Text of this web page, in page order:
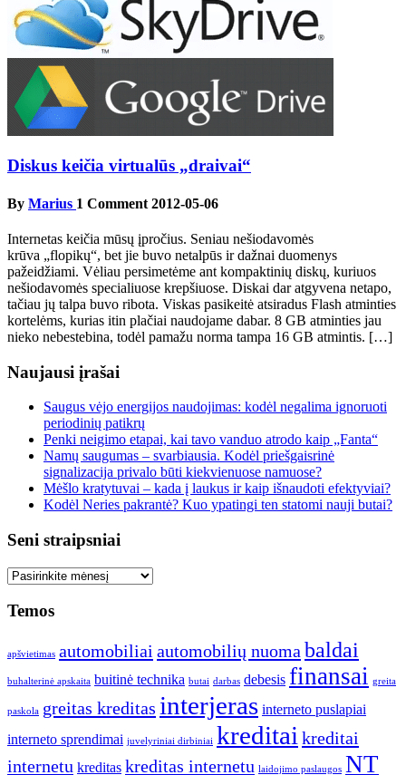
Diskus keičia virtualūs „draivai“
By Marius 1 Comment 2012-05-06
Internetas keičia mūsų įpročius. Seniau nešiodavomės
krūva „flopikų“, bet jie buvo netalpūs ir dažnai duomenys
pažeidžiami. Vėliau persimetėme ant kompaktinių diskų, kuriuos
nešiodavomės specialiuose krepšiuose. Diskai dar atgyvena netapo,
tačiau jų talpa buvo ribota. Viskas pasikeitė atsiradus Flash atminties
kortelėms, kurias itin plačiai naudojame dabar. 8 GB atminties jau
nieko nebestebina, todėl pamažu norma tampa 16 GB atmintis. […]
Naujausi įrašai
Saugus vėjo energijos naudojimas: kodėl negalima ignoruoti
periodinių patikrų
Penki neigimo etapai, kai tavo vanduo atrodo kaip „Fanta“
Namų saugumas – svarbiausia. Kodėl priešgaisrinė
signalizacija privalo būti kiekvienuose namuose?
Mėšlo kratytuvai – kada į laukus ir kaip išnaudoti efektyviai?
Kodėl Neries pakrantė? Kuo ypatingi ten statomi nauji butai?
Seni straipsniai
Seni
Temos
apšvietimas automobiliai automobilių nuoma baldai
buhalterinė apskaita buitinė technika butai darbas debesis finansai greita
paskola greitas kreditas interjeras interneto puslapiai
interneto sprendimai juvelyriniai dirbiniai kreditai kreditai
internetu kreditas kreditas internetu laidojimo paslaugos NT